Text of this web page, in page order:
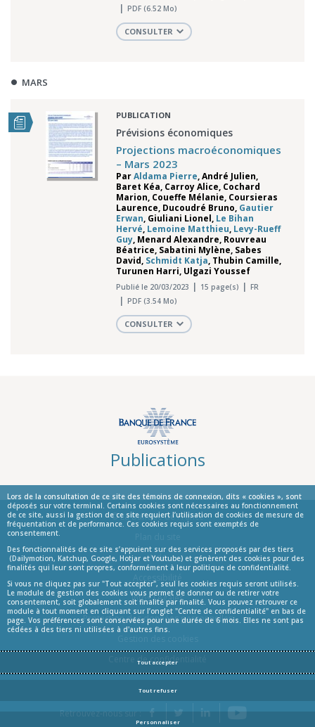
Lors de la consultation de ce site des témoins de connexion, dits « cookies », sont
déposés sur votre terminal. Certains cookies sont nécessaires au fonctionnement
de ce site, aussi la gestion de ce site requiert l’utilisation de cookies de mesure de
fréquentation et de performance. Ces cookies requis sont exemptés de
consentement.
Des fonctionnalités de ce site s’appuient sur des services proposés par des tiers
(Dailymotion, Katchup, Google, Hotjar et Youtube) et génèrent des cookies pour des
finalités qui leur sont propres, conformément à leur politique de confidentialité.
Si vous ne cliquez pas sur "Tout accepter", seul les cookies requis seront utilisés.
Le module de gestion des cookies vous permet de donner ou de retirer votre
consentement, soit globalement soit finalité par finalité. Vous pouvez retrouver ce
module à tout moment en cliquant sur l’onglet "Centre de confidentialité" en bas de
page. Vos préférences sont conservées pour une durée de 6 mois. Elles ne sont pas
cédées à des tiers ni utilisées à d'autres fins.
Tout accepter
Tout refuser
Personnaliser
PDF (6.52 Mo)
CONSULTER
MARS
PUBLICATION
Prévisions économiques
Projections macroéconomiques
– Mars 2023
ParAldama Pierre,André Julien,
Baret Kéa, Carroy Alice, Cochard
Marion, Coueffe Mélanie, Coursieras
Laurence, Ducoudré Bruno, Gautier
Erwan, Giuliani Lionel, Le Bihan
Hervé, Lemoine Matthieu, Levy-Rueff
Guy, Menard Alexandre, Rouvreau
Béatrice, Sabatini Mylène, Sabes
David, Schmidt Katja, Thubin Camille,
Turunen Harri, Ulgazi Youssef
Publié le 20/03/2023 15 page(s)
FR
PDF (3.54 Mo)
CONSULTER
Publications
© La Banque de France
Informations
Aide
Infos Légales
Protection des données personnelles
Centre de confidentialité
Retrouvez-nous sur : FacebookTwitter LinkedIn